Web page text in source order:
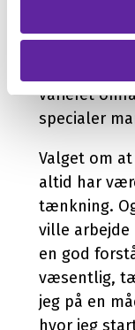
sikkerhed,
valgte
varieret
specialer
Valget om
altid har
tænkning.
ville arbejde
en god
væsentlig,
jeg på en
hvor jeg